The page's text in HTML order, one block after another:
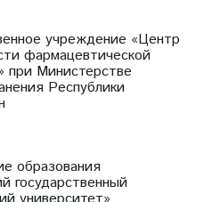
учреждение «Центр
фармацевтической
при Министерстве
Республики
образования
государственный